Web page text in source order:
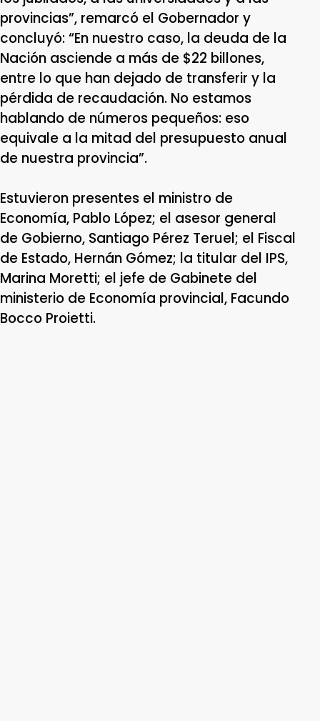
provincias”, remarcó el Gobernador y
concluyó: “En nuestro caso, la deuda de la
Nación asciende a más de $22 billones,
entre lo que han dejado de transferir y la
pérdida de recaudación. No estamos
hablando de números pequeños: eso
equivale a la mitad del presupuesto anual
de nuestra provincia”.
Estuvieron presentes el ministro de
Economía, Pablo López; el asesor general
de Gobierno, Santiago Pérez Teruel; el Fiscal
de Estado, Hernán Gómez; la titular del IPS,
Marina Moretti; el jefe de Gabinete del
ministerio de Economía provincial, Facundo
Bocco Proietti.